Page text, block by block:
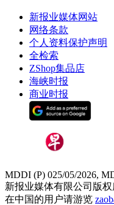
新报业媒体网站
网络条款
个人资料保护声明
全检索
ZShop集品店
海峡时报
商业时报
MDDI (P) 025/05/2026,
新报业媒体有限公司版权
在中国的用户请游览